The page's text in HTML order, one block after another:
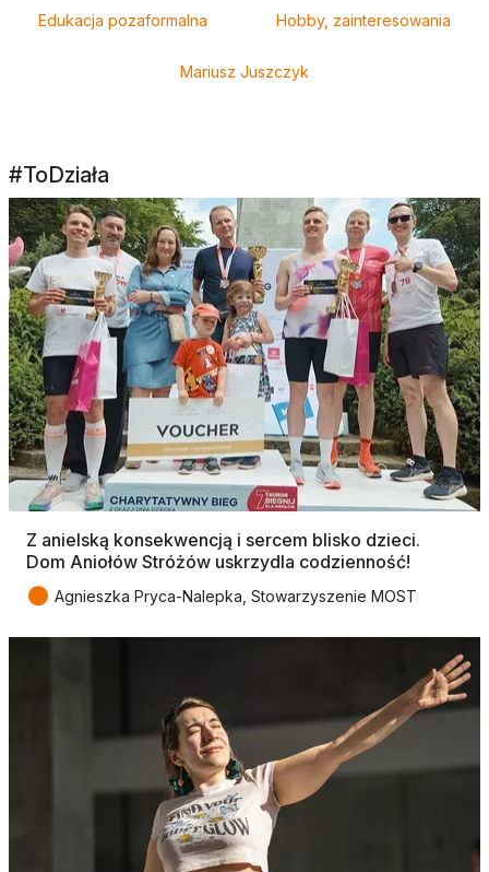
Edukacja pozaformalna Hobby, zainteresowania
Mariusz Juszczyk
#ToDziała
Z anielską konsekwencją i sercem blisko dzieci.
Dom Aniołów Stróżów uskrzydla codzienność!
● Agnieszka Pryca-Nalepka, Stowarzyszenie MOST